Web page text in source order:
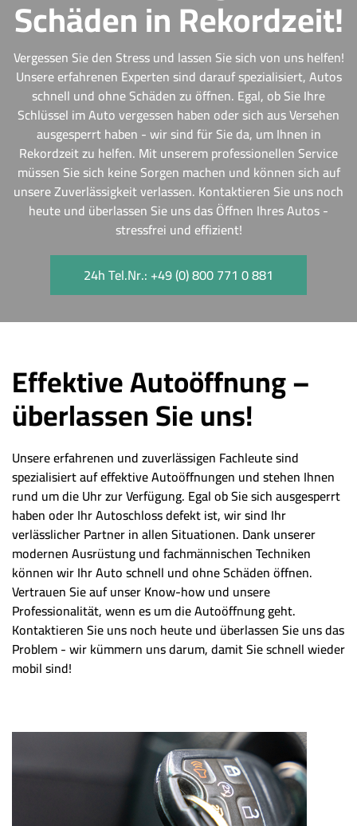
Schäden in Rekordzeit!
Vergessen Sie den Stress und lassen Sie sich von uns helfen!
Unsere erfahrenen Experten sind darauf spezialisiert, Autos
schnell und ohne Schäden zu öffnen. Egal, ob Sie Ihre
Schlüssel im Auto vergessen haben oder sich aus Versehen
ausgesperrt haben - wir sind für Sie da, um Ihnen in
Rekordzeit zu helfen. Mit unserem professionellen Service
müssen Sie sich keine Sorgen machen und können sich auf
unsere Zuverlässigkeit verlassen. Kontaktieren Sie uns noch
heute und überlassen Sie uns das Öffnen Ihres Autos -
stressfrei und effizient!
24h Tel.Nr.: +49 (0) 800 771 0 881
Effektive Autoöffnung –
überlassen Sie uns!
Unsere erfahrenen und zuverlässigen Fachleute sind
spezialisiert auf effektive Autoöffnungen und stehen Ihnen
rund um die Uhr zur Verfügung. Egal ob Sie sich ausgesperrt
haben oder Ihr Autoschloss defekt ist, wir sind Ihr
verlässlicher Partner in allen Situationen. Dank unserer
modernen Ausrüstung und fachmännischen Techniken
können wir Ihr Auto schnell und ohne Schäden öffnen.
Vertrauen Sie auf unser Know-how und unsere
Professionalität, wenn es um die Autoöffnung geht.
Kontaktieren Sie uns noch heute und überlassen Sie uns das
Problem - wir kümmern uns darum, damit Sie schnell wieder
mobil sind!